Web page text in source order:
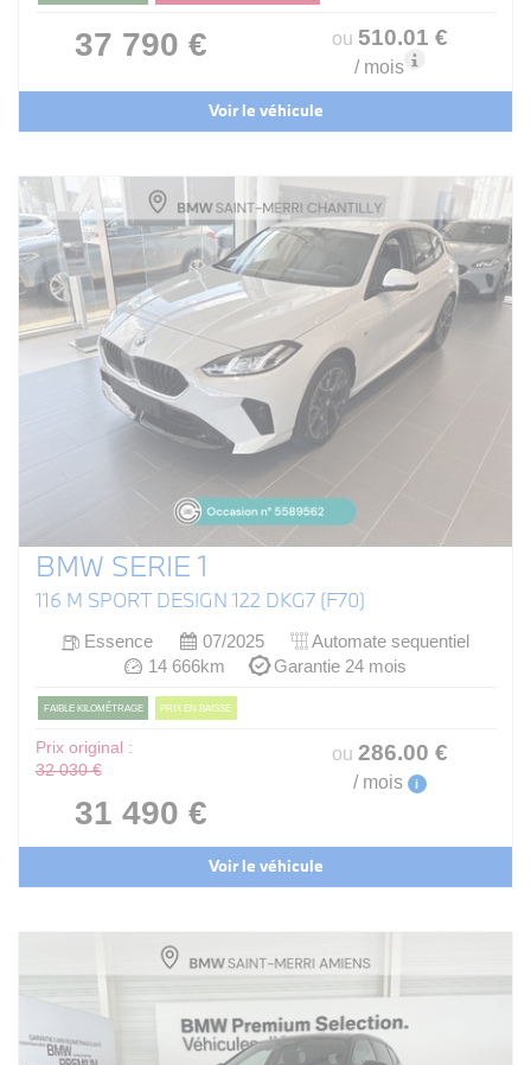
37 790 € ou 510.01 €
/ mois
Voir le véhicule
BMW SERIE 1
116 M SPORT DESIGN 122 DKG7 (F70)
Essence 07/2025
Automate sequentiel
14 666km
Garantie 24 mois
FAIBLE KILOMÉTRAGE PRIX EN BAISSE
Prix original :
32 030 €
31 490 €
ou 286.00 €
/ mois i
Voir le véhicule